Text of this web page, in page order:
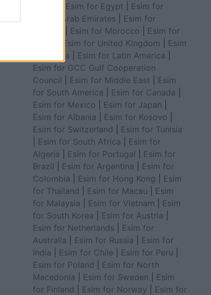
Esim for Egypt
Esim for
United Arab Emirates
Esim for
Esim for Morocco
Esim for
Esim for United Kingdom
Esim
for Africa
Esim for Latin America
Esim for GCC Gulf Cooperation
Council
Esim for Middle East
Esim
for South America
Esim for Canada
Esim for Mexico
Esim for Japan
Esim for Albania
Esim for Kosovo
Esim for Switzerland
Esim for Tunisia
Esim for South Africa
Esim for
Algeria
Esim for Portugal
Esim for
Brazil
Esim for Argentina
Esim for
Colombia
Esim for Hong Kong
Esim
for Thailand
Esim for Macau
Esim
for Malaysia
Esim for Vietnam
Esim
for South Korea
Esim for Austria
Esim for Netherlands
Esim for
Australia
Esim for Russia
Esim for
India
Esim for Chile Esim for Peru
Esim for Poland
Esim for North
Macedonia
Esim for Sweden
Esim
for Finland
Esim for Norway
Esim for